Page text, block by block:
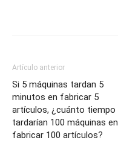
Artículo anterior
Si 5 máquinas tardan 5
minutos en fabricar 5
artículos, ¿cuánto tiempo
tardarían 100 máquinas en
fabricar 100 artículos?